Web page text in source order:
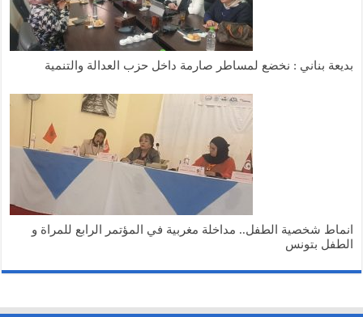
بديعة بناني : نخضع لمساطر صارمة داخل حزب العدالة والتنمية
انماط شخصية الطفل.. مداخلة مغربية في المؤتمر الرابع للمراة و
الطفل بتونس